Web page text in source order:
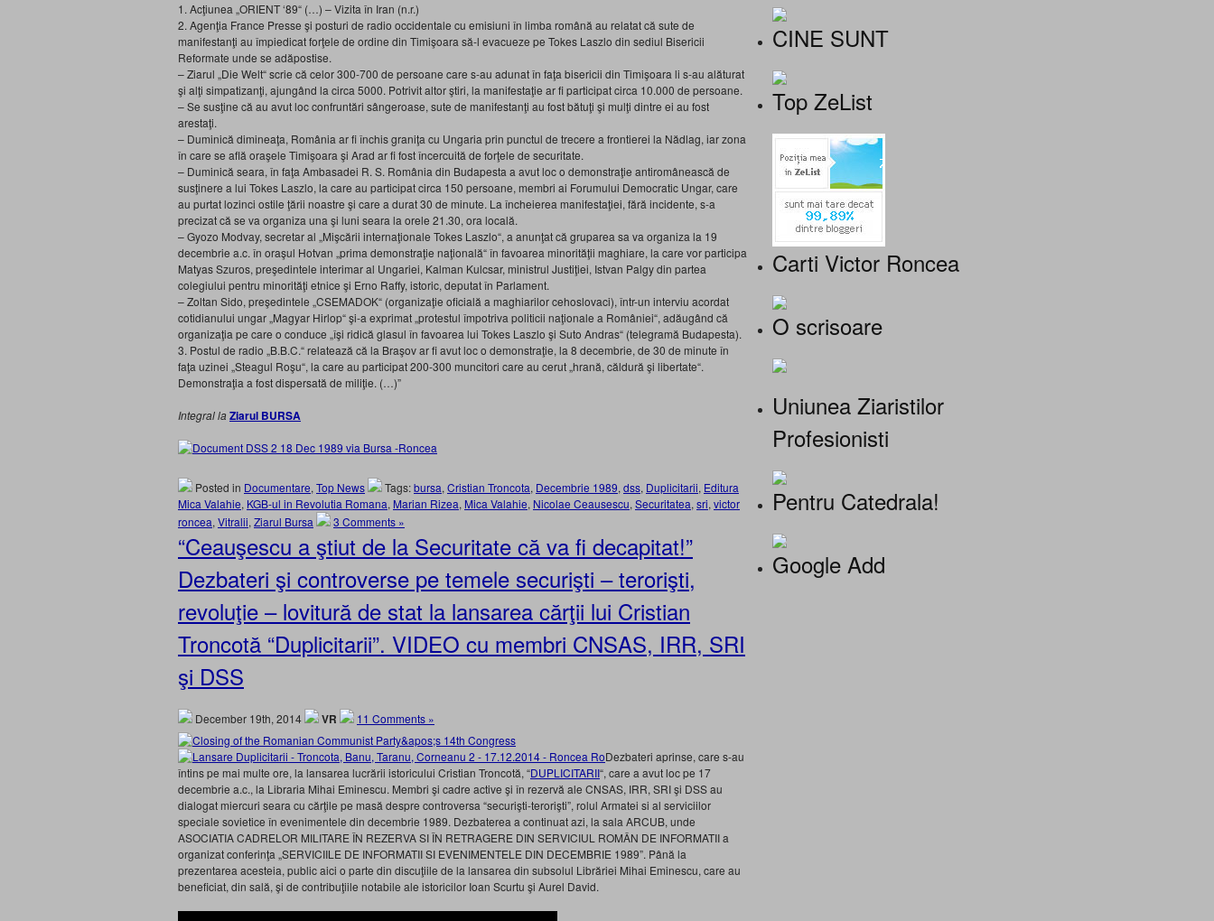
1. Acţiunea „ORIENT ‘89“ (…) – Vizita în Iran (n.r.)
2. Agenţia France Presse şi posturi de radio occidentale cu emisiuni în limba română au relatat că sute de
manifestanţi au împiedicat forţele de ordine din Timişoara să-l evacueze pe Tokes Laszlo din sediul Bisericii
Reformate unde se adăpostise.
– Ziarul „Die Welt“ scrie că celor 300-700 de persoane care s-au adunat în faţa bisericii din Timişoara li s-au alăturat
şi alţi simpatizanţi, ajungând la circa 5000. Potrivit altor ştiri, la manifestaţie ar fi participat circa 10.000 de persoane.
– Se susţine că au avut loc confruntări sângeroase, sute de manifestanţi au fost bătuţi şi mulţi dintre ei au fost
arestaţi.
– Duminică dimineaţa, România ar fi închis graniţa cu Ungaria prin punctul de trecere a frontierei la Nădlag, iar zona
în care se află oraşele Timişoara şi Arad ar fi fost încercuită de forţele de securitate.
– Duminică seara, în faţa Ambasadei R. S. România din Budapesta a avut loc o demonstraţie antiromânească de
susţinere a lui Tokes Laszlo, la care au participat circa 150 persoane, membri ai Forumului Democratic Ungar, care
au purtat lozinci ostile ţării noastre şi care a durat 30 de minute. La încheierea manifestaţiei, fără incidente, s-a
precizat că se va organiza una şi luni seara la orele 21.30, ora locală.
– Gyozo Modvay, secretar al „Mişcării internaţionale Tokes Laszlo“, a anunţat că gruparea sa va organiza la 19
decembrie a.c. în oraşul Hotvan „prima demonstraţie naţională“ în favoarea minorităţii maghiare, la care vor participa
Matyas Szuros, preşedintele interimar al Ungariei, Kalman Kulcsar, ministrul Justiţiei, Istvan Palgy din partea
colegiului pentru minorităţi etnice şi Erno Raffy, istoric, deputat în Parlament.
– Zoltan Sido, preşedintele „CSEMADOK“ (organizaţie oficială a maghiarilor cehoslovaci), într-un interviu acordat
cotidianului ungar „Magyar Hirlop“ şi-a exprimat „protestul împotriva politicii naţionale a României“, adăugând că
organizaţia pe care o conduce „îşi ridică glasul în favoarea lui Tokes Laszlo şi Suto Andras“ (telegramă Budapesta).
3. Postul de radio „B.B.C.“ relatează că la Braşov ar fi avut loc o demonstraţie, la 8 decembrie, de 30 de minute în
faţa uzinei „Steagul Roşu“, la care au participat 200-300 muncitori care au cerut „hrană, căldură şi libertate“.
Demonstraţia a fost dispersată de miliţie. (…)”
Integral laZiarul BURSA
Posted in Documentare, Top News Tags:bursa, Cristian Troncota, Decembrie 1989, dss, Duplicitarii, Editura
Mica Valahie, KGB-ul in Revolutia Romana, Marian Rizea, Mica Valahie, Nicolae Ceausescu, Securitatea, sri, victor
roncea, Vitralii, Ziarul Bursa 3 Comments »
“Ceauşescu a ştiut de la Securitate că va fi decapitat!”
Dezbateri şi controverse pe temele securişti – terorişti,
revoluţie – lovitură de stat la lansarea cărţii lui Cristian
Troncotă “Duplicitarii”. VIDEO cu membri CNSAS, IRR, SRI
şi DSS
December 19th, 2014 VR 11 Comments »
Dezbateri aprinse, care s-au
întins pe mai multe ore, la lansarea lucrării istoricului Cristian Troncotă, “DUPLICITARII“, care a avut loc pe 17
decembrie a.c., la Libraria Mihai Eminescu. Membri şi cadre active şi în rezervă ale CNSAS, IRR, SRI şi DSS au
dialogat miercuri seara cu cărţile pe masă despre controversa “securişti-terorişti”, rolul Armatei si al serviciilor
speciale sovietice în evenimentele din decembrie 1989. Dezbaterea a continuat azi, la sala ARCUB, unde
ASOCIATIA CADRELOR MILITARE ÎN REZERVA SI ÎN RETRAGERE DIN SERVICIUL ROMÂN DE INFORMATII a
organizat conferinţa „SERVICIILE DE INFORMATII SI EVENIMENTELE DIN DECEMBRIE 1989”. Până la
prezentarea acesteia, public aici o parte din discuţiile de la lansarea din subsolul Librăriei Mihai Eminescu, care au
beneficiat, din sală, şi de contribuţiile notabile ale istoricilor Ioan Scurtu şi Aurel David.
CINE SUNT
Top ZeList
Carti Victor Roncea
O scrisoare
Uniunea Ziaristilor
Profesionisti
Pentru Catedrala!
Google Add